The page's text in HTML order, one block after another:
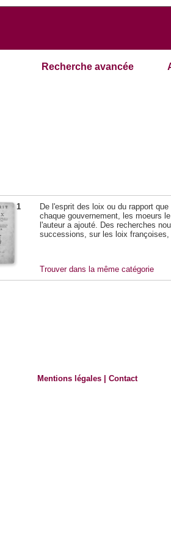
Recherche avancée
1
De l'esprit des loix ou du rapport
chaque gouvernement, les moeurs
l'auteur a ajouté. Des recherches
successions, sur les loix
Trouver dans la même catégorie
Mentions légales |Contact